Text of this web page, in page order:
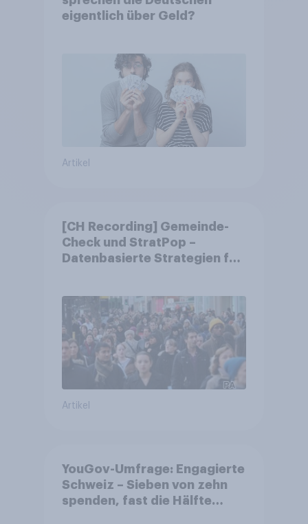
eigentlich über Geld?
Artikel
[CH Recording] Gemeinde-
Check und StratPop –
Datenbasierte Strategien für
Artikel
YouGov-Umfrage: Engagierte
Schweiz – Sieben von zehn
spenden, fast die Hälfte